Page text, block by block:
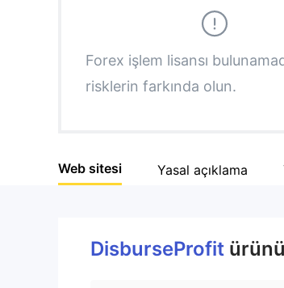
5
6
7
8
9
8
9
Forex işlem lisansı
risklerin farkında olun.
Web sitesi Yasal açıklama
DisburseProfit